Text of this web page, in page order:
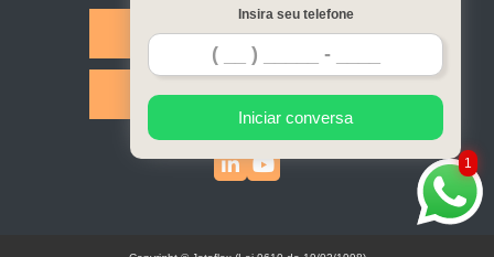
Contato
Mapa do site
1
Insira seu telefone
Iniciar conversa